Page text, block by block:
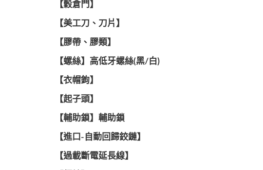
【穀倉門】
【美工刀、刀片】
【膠帶、膠類】
【螺絲】高低牙螺絲(黑/白)
【衣帽鉤】
【起子頭】
【輔助鎖】輔助鎖
【進口-自動回歸鉸鏈】
【過載斷電延長線】